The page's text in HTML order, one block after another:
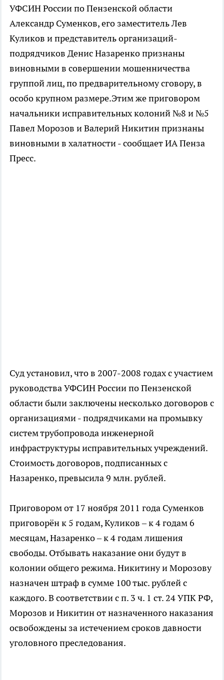
УФСИН России по Пензенской области
Александр Суменков, его заместитель Лев
Куликов и представитель организаций-
подрядчиков Денис Назаренко признаны
виновными в совершении мошенничества
группой лиц, по предварительному сговору, в
особо крупном размере.Этим же приговором
начальники исправительных колоний №8 и №5
Павел Морозов и Валерий Никитин признаны
виновными в халатности - сообщает ИА Пенза
Пресс.
Суд установил, что в 2007-2008 годах с участием
руководства УФСИН России по Пензенской
области были заключены несколько договоров с
организациями - подрядчиками на промывку
систем трубопровода инженерной
инфраструктуры исправительных учреждений.
Стоимость договоров, подписанных с
Назаренко, превысила 9 млн. рублей.
Приговором от 17 ноября 2011 года Суменков
приговорён к 5 годам, Куликов – к 4 годам 6
месяцам, Назаренко – к 4 годам лишения
свободы. Отбывать наказание они будут в
колонии общего режима. Никитину и Морозову
назначен штраф в сумме 100 тыс. рублей с
каждого. В соответствии с п. 3 ч. 1 ст. 24 УПК РФ,
Морозов и Никитин от назначенного наказания
освобождены за истечением сроков давности
уголовного преследования.